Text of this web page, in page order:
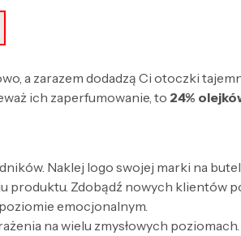
a zarazem dodadzą Ci otoczki
ich zaperfumowanie, to 24%
Naklej logo swojej marki na
Zdobądź nowych klientów
emocjonalnym.
na wielu zmysłowych poziomach.